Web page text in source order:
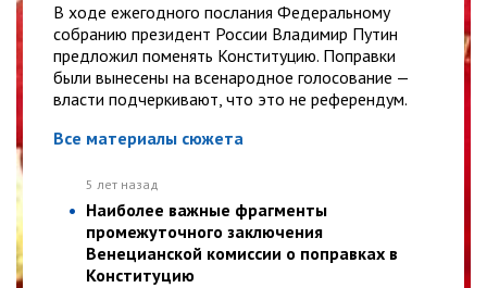
В ходе ежегодного послания Федеральному
собранию президент России Владимир Путин
предложил поменять Конституцию. Поправки
были вынесены на всенародное голосование —
власти подчеркивают, что это не референдум.
Все материалы сюжета
5 лет назад
Наиболее важные фрагменты
промежуточного заключения
Венецианской комиссии о поправках в
Конституцию